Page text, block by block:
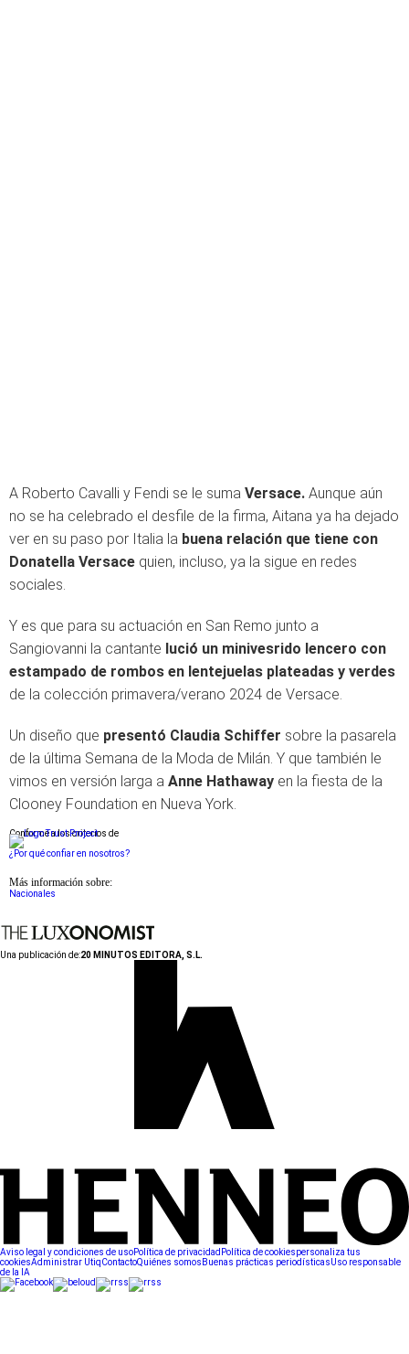
A Roberto Cavalli y Fendi se le suma Versace. Aunque aún
no se ha celebrado el desfile de la firma, Aitana ya ha dejado
ver en su paso por Italia la buena relación que tiene con
Donatella Versace quien, incluso, ya la sigue en redes
sociales.
Y es que para su actuación en San Remo junto a
Sangiovanni la cantante lució un minivesrido lencero con
estampado de rombos en lentejuelas plateadas y verdes
de la colección primavera/verano 2024 de Versace.
Un diseño que presentó Claudia Schiffer sobre la pasarela
de la última Semana de la Moda de Milán. Y que también le
vimos en versión larga a Anne Hathaway en la fiesta de la
Clooney Foundation en Nueva York.
Conforme a los criterios de
¿Por qué confiar en nosotros?
Más información sobre:
Nacionales
Una publicación de:20 MINUTOS EDITORA, S.L.
Aviso legal y condiciones de usoPolítica de privacidad Política de cookiespersonaliza tus
cookiesAdministrar UtiqContactoQuiénes somos Buenas prácticas periodísticasUso responsable
de la IA